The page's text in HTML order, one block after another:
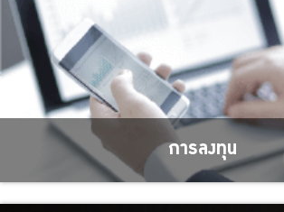
การลงทุน